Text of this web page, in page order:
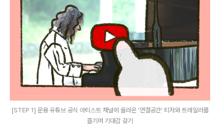
[STEP 1] 문용 유튜브 공식 아티스트 채널에 올라온 '연결공간' 티저와 트레일러를
즐기며 기대감 갖기